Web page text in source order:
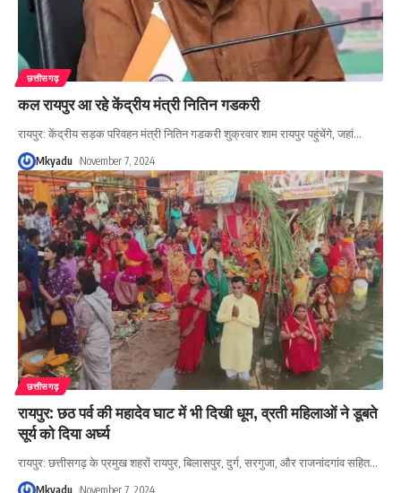
छत्तीसगढ़
कल रायपुर आ रहे केंद्रीय मंत्री नितिन गडकरी
रायपुर: केंद्रीय सड़क परिवहन मंत्री नितिन गडकरी शुक्रवार शाम रायपुर पहुंचेंगे, जहां…
Mkyadu November 7, 2024
छत्तीसगढ़
रायपुर: छठ पर्व की महादेव घाट में भी दिखी धूम, व्रती महिलाओं ने डूबते
सूर्य को दिया अर्घ्य
रायपुर: छत्तीसगढ़ के प्रमुख शहरों रायपुर, बिलासपुर, दुर्ग, सरगुजा, और राजनांदगांव सहित…
Mkyadu November 7, 2024